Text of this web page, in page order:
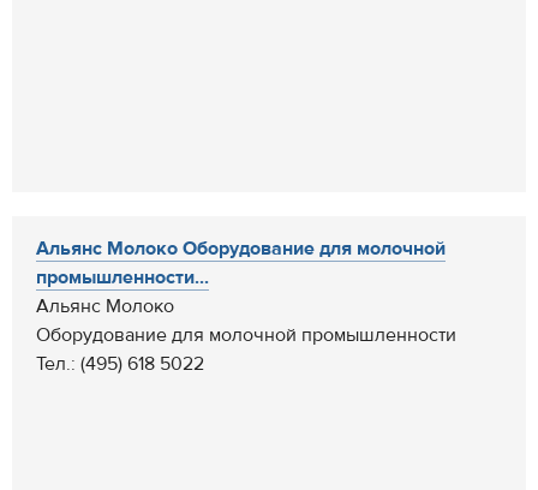
Альянс Молоко Оборудование для молочной
промышленности...
Альянс Молоко
Оборудование для молочной промышленности
Тел.: (495) 618 5022